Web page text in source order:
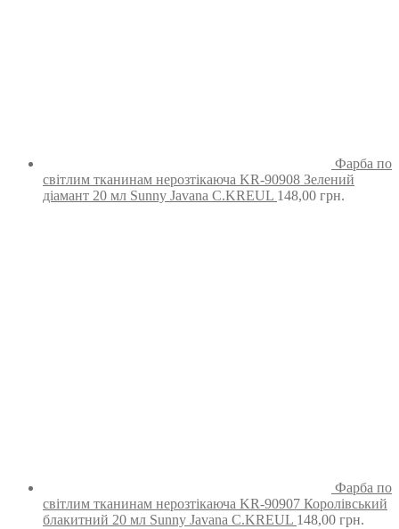
Фарба по
світлим тканинам нерозтікаюча KR-90908 Зелений
діамант 20 мл Sunny Javana C.KREUL 148,00 грн.
Фарба по
світлим тканинам нерозтікаюча KR-90907 Королівський
блакитний 20 мл Sunny Javana C.KREUL 148,00 грн.